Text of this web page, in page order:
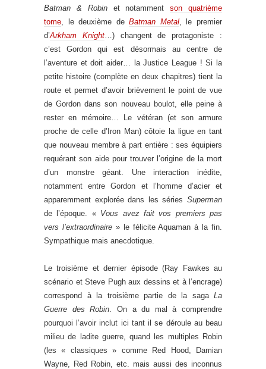
Batman & Robinet notammentson quatrième
tome, le deuxième deBatman Metal, le premier
d’Arkham Knight…) changent de protagoniste :
c’est Gordon qui est désormais au centre de
l’aventure et doit aider… la Justice League ! Si la
petite histoire (complète en deux chapitres) tient la
route et permet d’avoir brièvement le point de vue
de Gordon dans son nouveau boulot, elle peine à
rester en mémoire… Le vétéran (et son armure
proche de celle d’Iron Man) côtoie la ligue en tant
que nouveau membre à part entière : ses équipiers
requérant son aide pour trouver l’origine de la mort
d’un monstre géant. Une interaction inédite,
notamment entre Gordon et l’homme d’acier et
apparemment explorée dans les séries Superman
de l’époque. « Vous avez fait vos premiers pas
vers l’extraordinaire» le félicite Aquaman à la fin.
Sympathique mais anecdotique.
Le troisième et dernier épisode (Ray Fawkes au
scénario et Steve Pugh aux dessins et à l’encrage)
correspond à la troisième partie de la saga La
Guerre des Robin. On a du mal à comprendre
pourquoi l’avoir inclut ici tant il se déroule au beau
milieu de ladite guerre, quand les multiples Robin
(les « classiques » comme Red Hood, Damian
Wayne, Red Robin, etc. mais aussi des inconnus